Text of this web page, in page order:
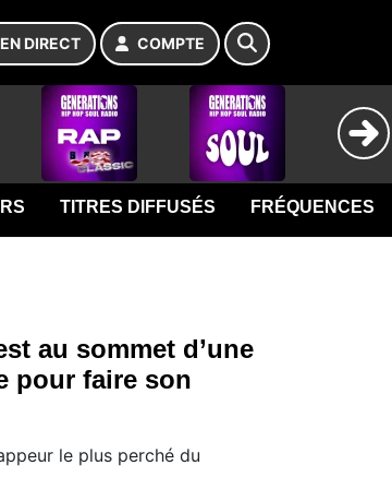
EN DIRECT COMPTE
TITRES DIFFUSÉS FRÉQUENCES
au sommet d’une
pour faire son
le plus perché du